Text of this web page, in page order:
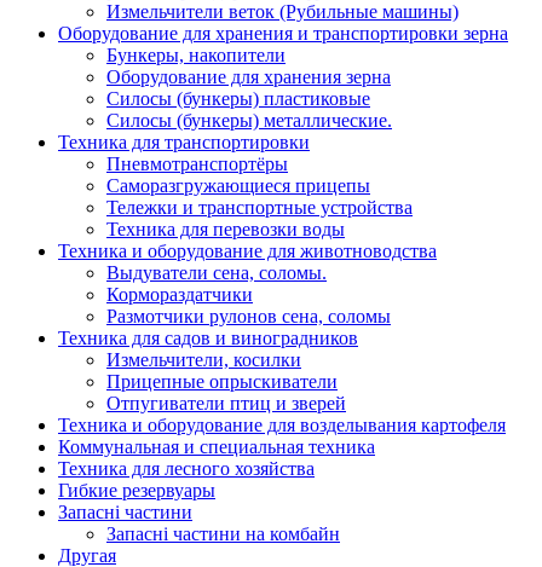
Измельчители веток (Рубильные машины)
Оборудование для хранения и транспортировки зерна
Бункеры, накопители
Оборудование для хранения зерна
Силосы (бункеры) пластиковые
Силосы (бункеры) металлические.
Техника для транспортировки
Пневмотранспортёры
Саморазгружающиеся прицепы
Тележки и транспортные устройства
Техника для перевозки воды
Техника и оборудование для животноводства
Выдуватели сена, соломы.
Кормораздатчики
Размотчики рулонов сена, соломы
Техника для садов и виноградников
Измельчители, косилки
Прицепные опрыскиватели
Отпугиватели птиц и зверей
Техника и оборудование для возделывания картофеля
Коммунальная и специальная техника
Техника для лесного хозяйства
Гибкие резервуары
Запасні частини
Запасні частини на комбайн
Другая